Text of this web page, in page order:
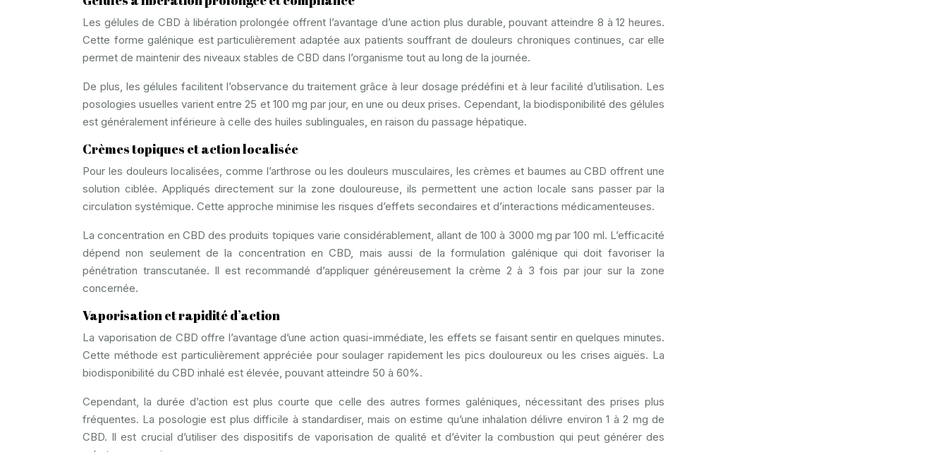
Les gélules de CBD à libération prolongée offrent l’avantage d’une action plus durable, pouvant atteindre 8 à 12 heures.
Cette forme galénique est particulièrement adaptée aux patients souffrant de douleurs chroniques continues, car elle
permet de maintenir des niveaux stables de CBD dans l’organisme tout au long de la journée.
De plus, les gélules facilitent l’observance du traitement grâce à leur dosage prédéfini et à leur facilité d’utilisation. Les
posologies usuelles varient entre 25 et 100 mg par jour, en une ou deux prises. Cependant, la biodisponibilité des gélules
est généralement inférieure à celle des huiles sublinguales, en raison du passage hépatique.
Crèmes topiques et action localisée
Pour les douleurs localisées, comme l’arthrose ou les douleurs musculaires, les crèmes et baumes au CBD offrent une
solution ciblée. Appliqués directement sur la zone douloureuse, ils permettent une action locale sans passer par la
circulation systémique. Cette approche minimise les risques d’effets secondaires et d’interactions médicamenteuses.
La concentration en CBD des produits topiques varie considérablement, allant de 100 à 3000 mg par 100 ml. L’efficacité
dépend non seulement de la concentration en CBD, mais aussi de la formulation galénique qui doit favoriser la
pénétration transcutanée. Il est recommandé d’appliquer généreusement la crème 2 à 3 fois par jour sur la zone
concernée.
Vaporisation et rapidité d’action
La vaporisation de CBD offre l’avantage d’une action quasi-immédiate, les effets se faisant sentir en quelques minutes.
Cette méthode est particulièrement appréciée pour soulager rapidement les pics douloureux ou les crises aiguës. La
biodisponibilité du CBD inhalé est élevée, pouvant atteindre 50 à 60%.
Cependant, la durée d’action est plus courte que celle des autres formes galéniques, nécessitant des prises plus
fréquentes. La posologie est plus difficile à standardiser, mais on estime qu’une inhalation délivre environ 1 à 2 mg de
CBD. Il est crucial d’utiliser des dispositifs de vaporisation de qualité et d’éviter la combustion qui peut générer des